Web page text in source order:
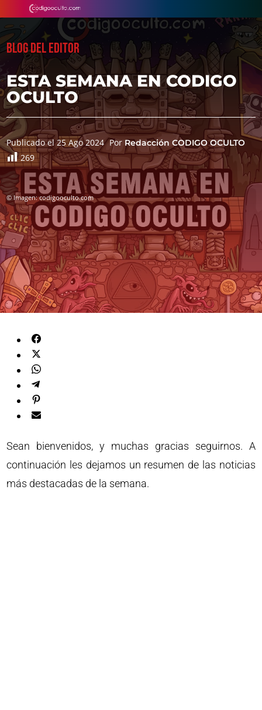
BLOG DEL EDITOR
ESTA SEMANA EN CODIGO
OCULTO
Publicado el 25 Ago 2024 Por Redacción CODIGO OCULTO
269
© Imagen: codigooculto.com
Sean bienvenidos, y muchas gracias seguirnos. A
continuación les dejamos un resumen de las noticias
más destacadas de la semana.